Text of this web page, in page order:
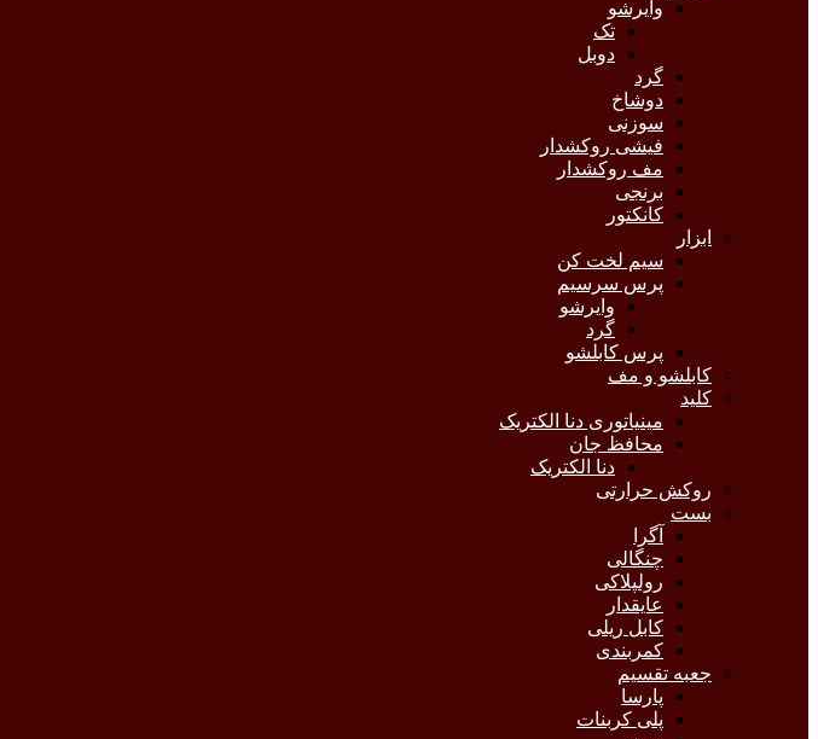
وایرشو
تک
دوبل
گرد
دوشاخ
سوزنی
فیشی روکشدار
مف روکشدار
برنجی
کانکتور
ابزار
سیم لخت کن
پرس سرسیم
وایرشو
گرد
پرس کابلشو
کابلشو و مف
کلید
مینیاتوری دنا الکتریک
محافظ جان
دنا الکتریک
روکش حرارتی
بست
آگرا
چنگالی
رولپلاکی
عایقدار
کابل ریلی
کمربندی
جعبه تقسیم
پارسا
پلی کربنات